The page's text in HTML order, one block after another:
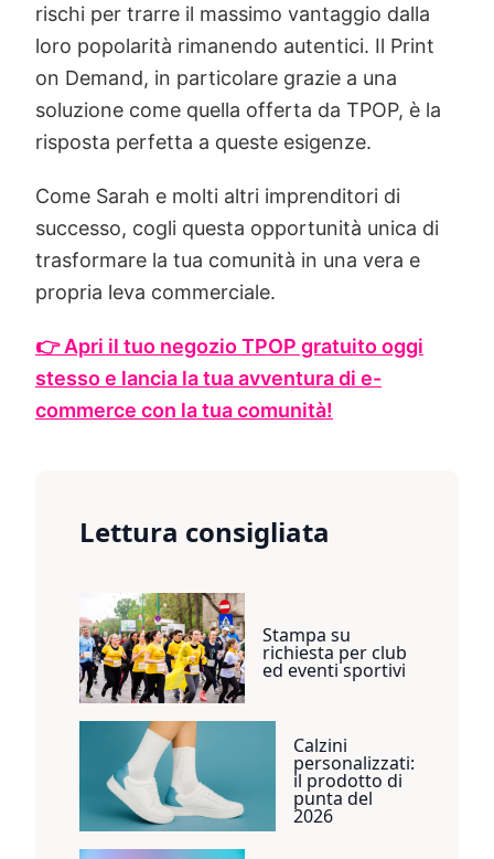
rischi per trarre il massimo vantaggio dalla
loro popolarità rimanendo autentici. Il Print
on Demand, in particolare grazie a una
soluzione come quella offerta da TPOP, è la
risposta perfetta a queste esigenze.
Come Sarah e molti altri imprenditori di
successo, cogli questa opportunità unica di
trasformare la tua comunità in una vera e
propria leva commerciale.
👉 Apri il tuo negozio TPOP gratuito oggi
stesso e lancia la tua avventura di e-
commerce con la tua comunità!
Lettura consigliata
Stampa su
richiesta per club
ed eventi sportivi
Calzini
personalizzati:
il prodotto di
punta del
2026